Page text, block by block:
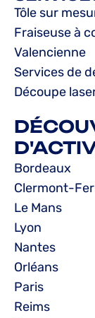
Tôle sur
Fraiseuse à
Valencienne
Services de
Découpe
Bordeaux
Clermont-
Le Mans
Lyon
Nantes
Orléans
Paris
Reims